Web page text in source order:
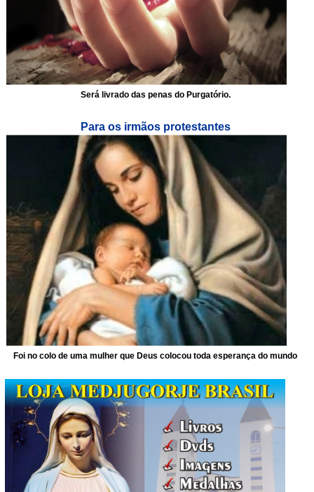
Será livrado das penas do Purgatório.
Para os irmãos protestantes
Foi no colo de uma mulher que Deus colocou toda esperança do mundo